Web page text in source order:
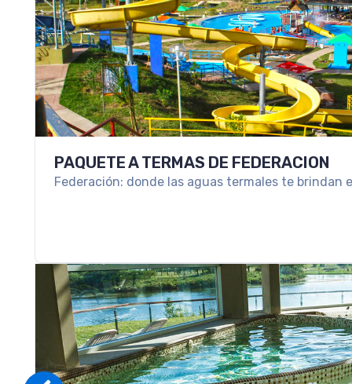
PROGRAMA ALL INCLUSIVE EN HOTEL
SPA